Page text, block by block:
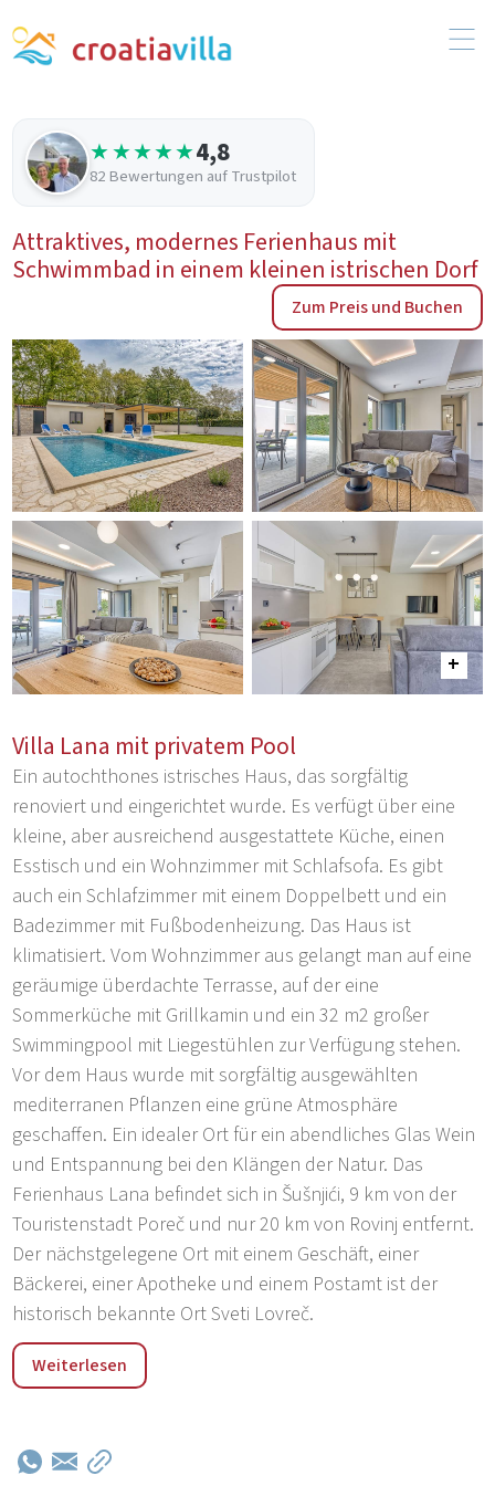
★★★★★4,8
82 Bewertungen auf Trustpilot
Attraktives, modernes Ferienhaus mit
Schwimmbad in einem kleinen istrischen Dorf
Zum Preis und Buchen
Villa Lana mit privatem Pool
Ein autochthones istrisches Haus, das sorgfältig
renoviert und eingerichtet wurde. Es verfügt über eine
kleine, aber ausreichend ausgestattete Küche, einen
Esstisch und ein Wohnzimmer mit Schlafsofa. Es gibt
auch ein Schlafzimmer mit einem Doppelbett und ein
Badezimmer mit Fußbodenheizung. Das Haus ist
klimatisiert. Vom Wohnzimmer aus gelangt man auf eine
geräumige überdachte Terrasse, auf der eine
Sommerküche mit Grillkamin und ein 32 m2 großer
Swimmingpool mit Liegestühlen zur Verfügung stehen.
Vor dem Haus wurde mit sorgfältig ausgewählten
mediterranen Pflanzen eine grüne Atmosphäre
geschaffen. Ein idealer Ort für ein abendliches Glas Wein
und Entspannung bei den Klängen der Natur. Das
Ferienhaus Lana befindet sich in Šušnjići, 9 km von der
Touristenstadt Poreč und nur 20 km von Rovinj entfernt.
Der nächstgelegene Ort mit einem Geschäft, einer
Bäckerei, einer Apotheke und einem Postamt ist der
historisch bekannte Ort Sveti Lovreč.
Das Ferienhaus Lana befindet sich in Šušnjići, 9 km von
der Touristenstadt Poreč und nur 20 km von Rovinj
der historisch bekannte Ort Sveti Lovreč. Die Umgebung
Weiterlesen